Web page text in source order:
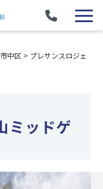
中区 > プレサンスロジェ
ミッドゲ